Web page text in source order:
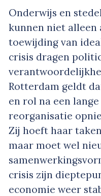
Onderwijs en
kunnen niet alleen
toewijding van
crisis dragen
Rotterdam geldt
en rol na een
reorganisatie
Zij hoeft haar
maar moet wel
crisis zijn
economie weer